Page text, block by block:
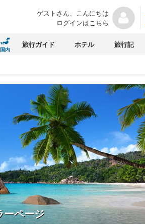
ゲストさん、こんにちは
ログインはこちら
国内
旅行ガイド ホテル 旅行記
ーページ